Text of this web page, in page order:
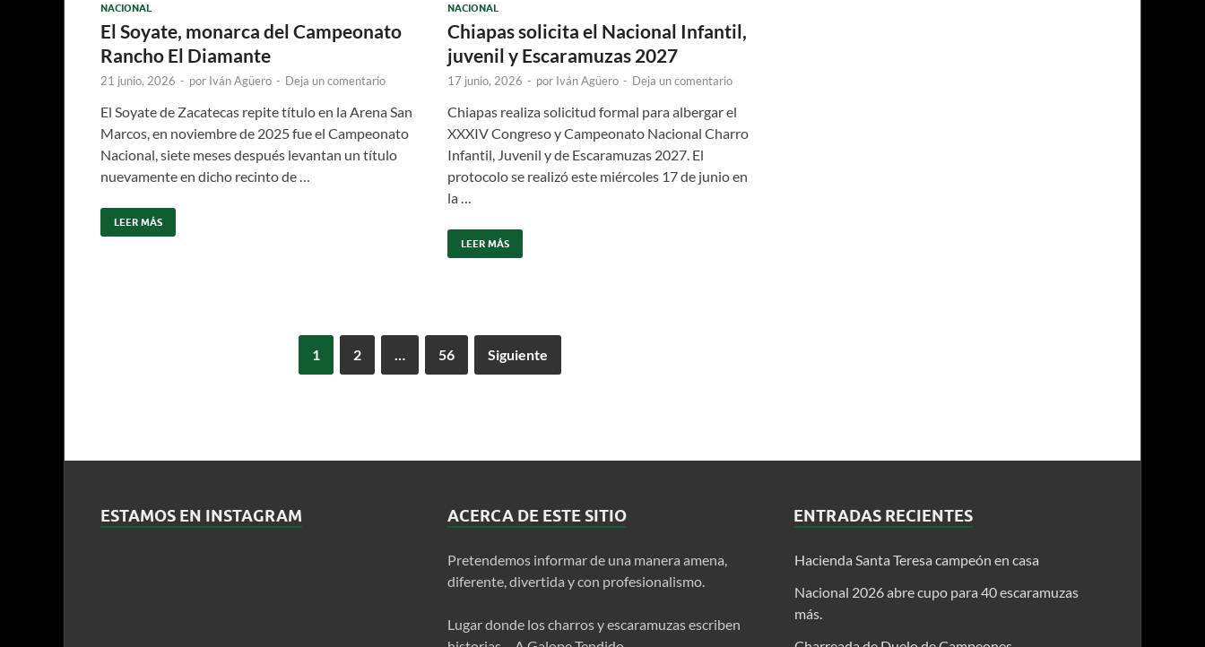
NACIONAL
El Soyate, monarca del Campeonato
Rancho El Diamante
21 junio, 2026 - por Iván Agüero - Deja un comentario
El Soyate de Zacatecas repite título en la Arena San
Marcos, en noviembre de 2025 fue el Campeonato
Nacional, siete meses después levantan un título
nuevamente en dicho recinto de …
LEER MÁS
NACIONAL
Chiapas solicita el Nacional Infantil,
juvenil y Escaramuzas 2027
17 junio, 2026 - por Iván Agüero - Deja un comentario
Chiapas realiza solicitud formal para albergar el
XXXIV Congreso y Campeonato Nacional Charro
Infantil, Juvenil y de Escaramuzas 2027. El
protocolo se realizó este miércoles 17 de junio en
la …
LEER MÁS
1 2 … 56 Siguiente
ESTAMOS EN INSTAGRAM ACERCA DE ESTE SITIO
Pretendemos informar de una manera amena,
diferente, divertida y con profesionalismo.
Lugar donde los charros y escaramuzas escriben
ENTRADAS RECIENTES
Hacienda Santa Teresa campeón en casa
Nacional 2026 abre cupo para 40 escaramuzas
más.